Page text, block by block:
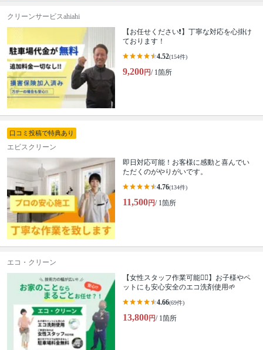
クリーンサービスahiahi
【お任せください❗️】丁寧な対応を心掛け
ております！
4.52(154件)
9,200円/ 1箇所
口コミ投稿で特典あり
エビスクリーン
即日対応可能！お客様に感動と喜んでい
ただくのがやりがいです。
4.76(134件)
11,500円/ 1箇所
エコ・クリーン
【女性スタッフ作業可能🙆‍♀️】お子様やペ
ットにも安心安全のエコ洗剤使用🌱
4.66(69件)
13,800円/ 1箇所